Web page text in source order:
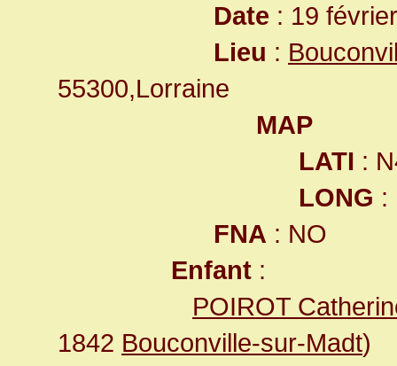
Date : 19
Lieu :
55300,Lorraine
MAP
LATI :
LONG :
FNA : NO
Enfant :
POIROT
1842 Bouconville-sur-Madt)